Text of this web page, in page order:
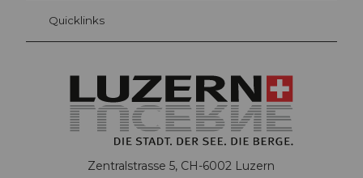
Quicklinks
Zentralstrasse 5, CH-6002 Luzern